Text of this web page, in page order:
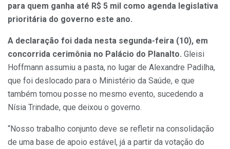
para quem ganha até R$ 5 mil como agenda legislativa
prioritária do governo este ano.
A declaração foi dada nesta segunda-feira (10), em
concorrida cerimônia no Palácio do Planalto. Gleisi
Hoffmann assumiu a pasta, no lugar de Alexandre Padilha,
que foi deslocado para o Ministério da Saúde, e que
também tomou posse no mesmo evento, sucedendo a
Nísia Trindade, que deixou o governo.
“Nosso trabalho conjunto deve se refletir na consolidação
de uma base de apoio estável, já a partir da votação do